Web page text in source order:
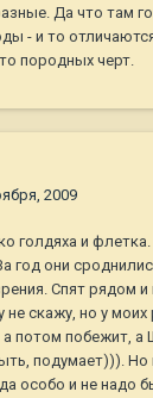
Да что там
- и то
породных черт.
2009
голдяха и
год они
Спят рядом
скажу, но у моих
потом побежит, а
подумает))). Но
особо и не надо